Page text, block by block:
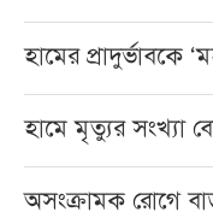
হামের প্রাদুর্ভাবকে
হামে মৃত্যুর সংখ্যা
অসংক্রামক রোগে